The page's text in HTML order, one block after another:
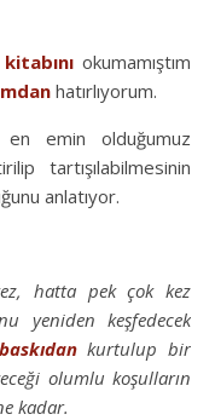
kitabınıokumamıştım
hatırlıyorum.
en emin olduğumuz
tartışılabilmesinin
anlatıyor.
hatta pek çok kez
yeniden keşfedecek
baskıdankurtulup bir
olumlu koşulların
kadar.